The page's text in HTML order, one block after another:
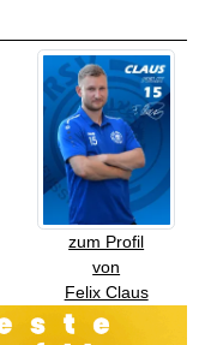
zum Profil
von
Felix Claus